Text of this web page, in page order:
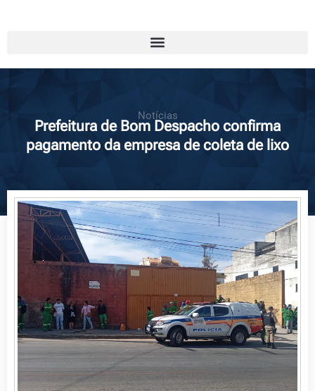
Notícias
Prefeitura de Bom Despacho confirma
pagamento da empresa de coleta de lixo